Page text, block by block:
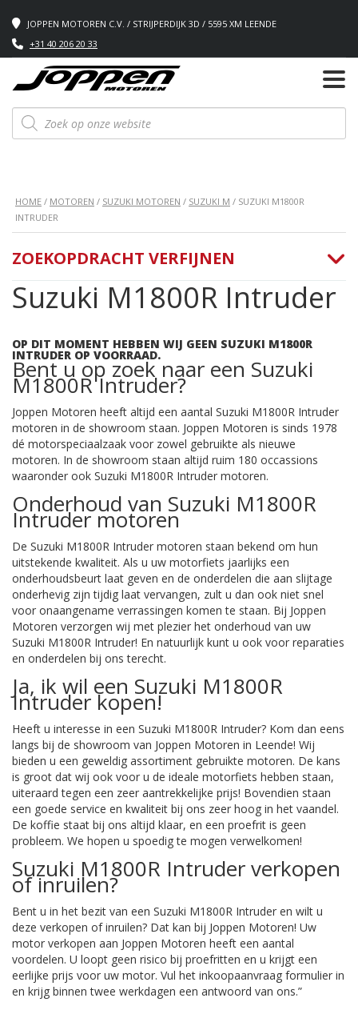
JOPPEN MOTOREN C.V. / STRIJPERDIJK 3D / 5595 XM LEENDE
+31 40 206 20 33
Producten
zoeken
HOME / MOTOREN / SUZUKI MOTOREN / SUZUKI M / SUZUKI M1800R
INTRUDER
Suzuki M1800R Intruder
OP DIT MOMENT HEBBEN WIJ GEEN SUZUKI M1800R
INTRUDER OP VOORRAAD.
Bent u op zoek naar een Suzuki
M1800R Intruder?
Joppen Motoren heeft altijd een aantal Suzuki M1800R Intruder
motoren in de showroom staan. Joppen Motoren is sinds 1978
dé motorspeciaalzaak voor zowel gebruikte als nieuwe
motoren. In de showroom staan altijd ruim 180 occassions
waaronder ook Suzuki M1800R Intruder motoren.
Onderhoud van Suzuki M1800R
Intruder motoren
De Suzuki M1800R Intruder motoren staan bekend om hun
uitstekende kwaliteit. Als u uw motorfiets jaarlijks een
onderhoudsbeurt laat geven en de onderdelen die aan slijtage
onderhevig zijn tijdig laat vervangen, zult u dan ook niet snel
voor onaangename verrassingen komen te staan. Bij Joppen
Motoren verzorgen wij met plezier het onderhoud van uw
Suzuki M1800R Intruder! En natuurlijk kunt u ook voor reparaties
en onderdelen bij ons terecht.
Ja, ik wil een Suzuki M1800R
Intruder kopen!
Heeft u interesse in een Suzuki M1800R Intruder? Kom dan eens
langs bij de showroom van Joppen Motoren in Leende! Wij
bieden u een geweldig assortiment gebruikte motoren. De kans
is groot dat wij ook voor u de ideale motorfiets hebben staan,
uiteraard tegen een zeer aantrekkelijke prijs! Bovendien staan
een goede service en kwaliteit bij ons zeer hoog in het vaandel.
De koffie staat bij ons altijd klaar, en een proefrit is geen
probleem. We hopen u spoedig te mogen verwelkomen!
Suzuki M1800R Intruder verkopen
of inruilen?
Bent u in het bezit van een Suzuki M1800R Intruder en wilt u
deze verkopen of inruilen? Dat kan bij Joppen Motoren! Uw
motor verkopen aan Joppen Motoren heeft een aantal
voordelen. U loopt geen risico bij proefritten en u krijgt een
eerlijke prijs voor uw motor. Vul het inkoopaanvraag formulier in
en krijg binnen twee werkdagen een antwoord van ons.”
ZOEKOPDRACHT VERFIJNEN